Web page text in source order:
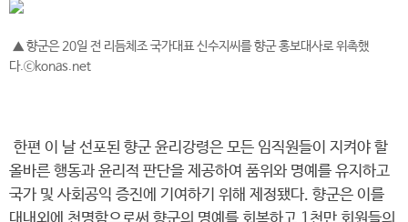
▲ 향군은 20일 전 리듬체조 국가대표 신수지씨를 향군 홍보대사로 위촉했
다.ⓒkonas.net
한편 이 날 선포된 향군 윤리강령은 모든 임직원들이 지켜야 할
올바른 행동과 윤리적 판단을 제공하여 품위와 명예를 유지하고
국가 및 사회공익 증진에 기여하기 위해 제정됐다. 향군은 이를